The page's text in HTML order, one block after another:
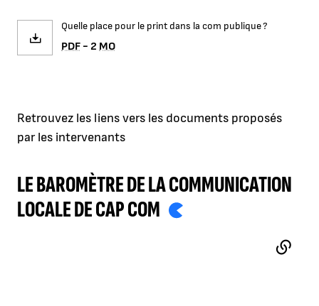
Quelle place pour le print dans la com publique ?
PDF - 2 MO
Retrouvez les liens vers les documents proposés
par les intervenants
LE BAROMÈTRE DE LA COMMUNICATION
LOCALE DE CAP COM - LIEN EXTERNE